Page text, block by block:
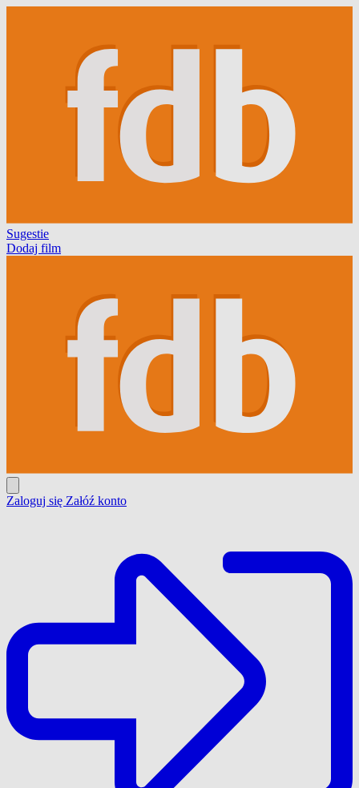
Sugestie
Dodaj film
Zaloguj się Załóź konto